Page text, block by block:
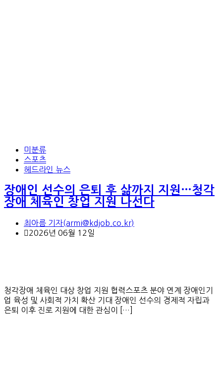
미분류
스포츠
헤드라인 뉴스
장애인 선수의 은퇴 후 삶까지 지원…청각
장애 체육인 창업 지원 나선다
최아름 기자(armi@kdjob.co.kr)
2026년 06월 12일
청각장애 체육인 대상 창업 지원 협력스포츠 분야 연계 장애인기
업 육성 및 사회적 가치 확산 기대 장애인 선수의 경제적 자립과
은퇴 이후 진로 지원에 대한 관심이 […]